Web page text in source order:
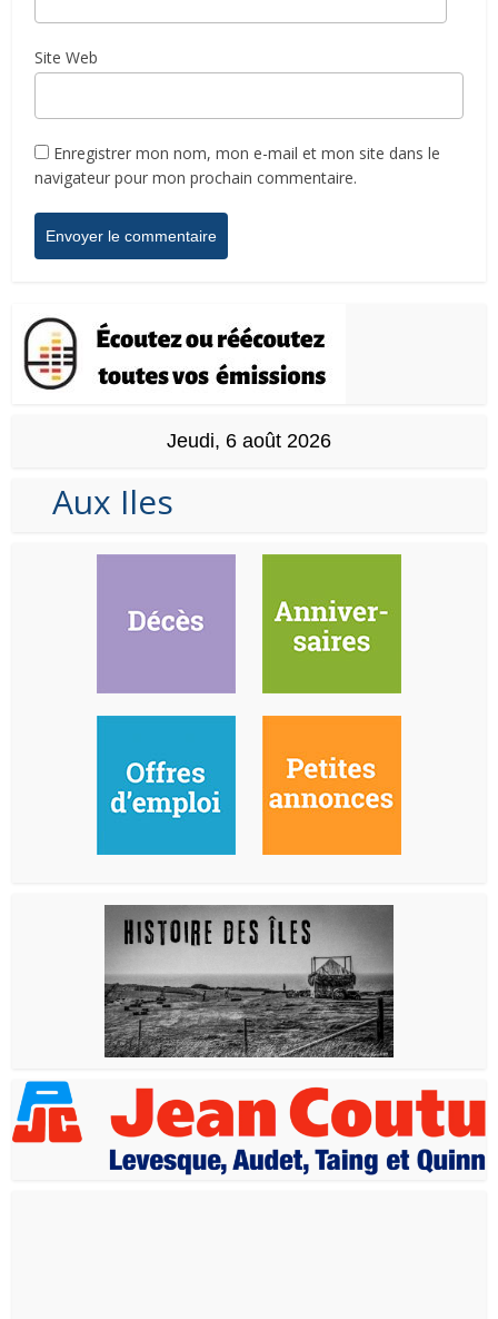
Site Web
Enregistrer mon nom, mon e-mail et mon site dans le
navigateur pour mon prochain commentaire.
Jeudi, 6 août 2026
Aux Iles